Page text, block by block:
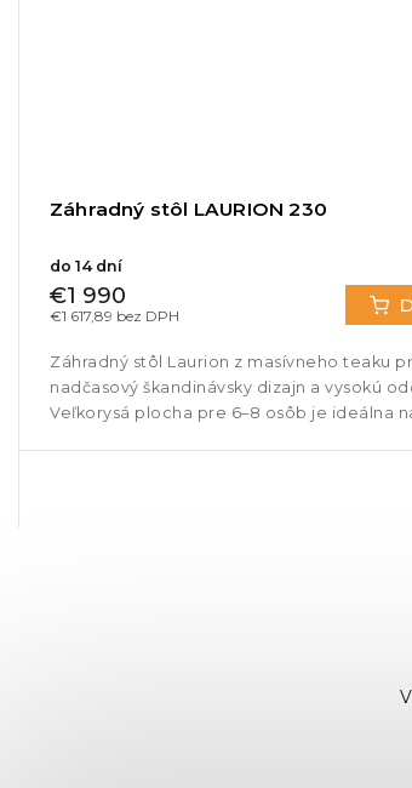
Záhradný stôl LAURION 230
do 14 dní
€1 617,89 bez DPH
€1 990
Záhradný stôl Laurion z masívneho teaku
nadčasový škandinávsky dizajn a vysokú
Veľkorysá plocha pre 6–8 osôb je ideálna